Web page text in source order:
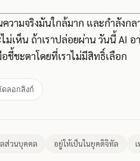
วามจริงมันใกล้มาก และกำลังกล
เห็น ถ้าเราปล่อยผ่าน วันนี้ AI อ
ชี้ชะตาโดยที่เราไม่มีสิทธิ์เลือก
ดลอกลิงก์
ส่วนบุคคล อยู่ให้เป็นในยุคดิจิทัล